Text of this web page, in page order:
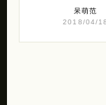
呆萌范
2018/04/18